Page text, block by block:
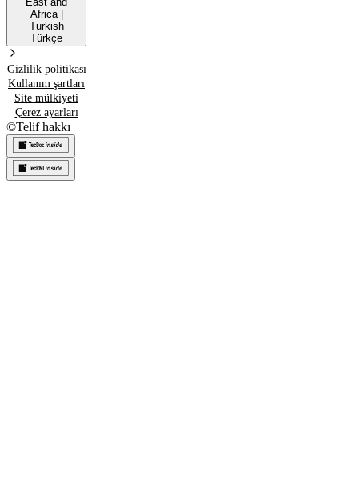
Africa|
Turkish
Türkçe
Gizlilik politikası
Kullanım şartları
Site mülkiyeti
Çerez ayarları
©Telif hakkı